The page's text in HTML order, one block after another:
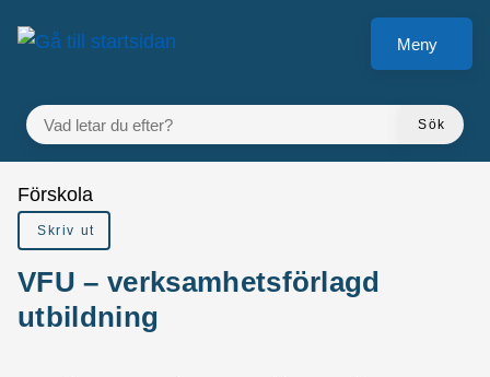
Gå till innehåll
till sidomeny
Meny
VAD LETAR DU EFTER?
Sök
Du är här:
Förskola
Skriv ut
VFU – verksamhetsförlagd
utbildning